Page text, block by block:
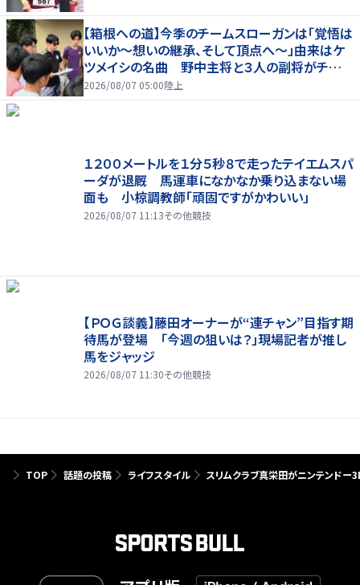
【箱根への道】今季のチームスローガンは「覚悟は
いいか～想いの継承、そして頂点へ～」由来はケ
ツメイシの名曲 野中主将と３人の副将がチーム
を引っ張る…夏合宿特集第１弾、国学院大
2026/08/07 05:00陸上
１２００メートルを１分５秒８で走ったテイエムスパ
ーダが退厩 馬運車になかなか乗り込まない場
面も 小椋調教師「頑固ですがかわいい」
2026/08/07 11:13その他競技
【ＰＯＧ談義】藤田オーナーが“連チャン”目指す期
待馬が登場 「今週の狙いは？」現場記者が推し
馬をジャッジ
2026/08/07 11:30その他競技
TOP 話題の投稿 ライフスタイル スリムクラブ真栄田がニンテンドー